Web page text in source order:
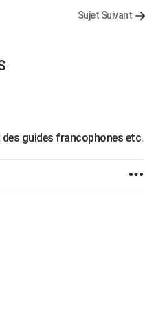
Sujet Suivant
guides francophones etc.